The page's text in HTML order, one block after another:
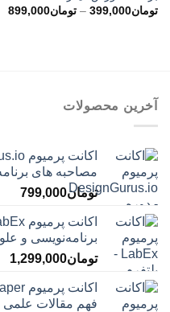
تومان399,000
– تومان899,000
آخرین محصولات
مصاحبه ‌های
تومان799,000
برنامه‌نویسی و
تومان1,299,000
فهم مقالات علمی